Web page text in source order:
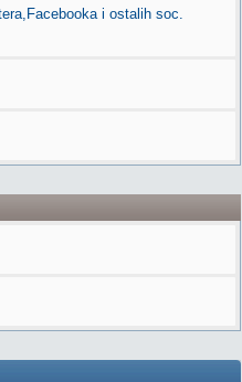
i ostalih soc.